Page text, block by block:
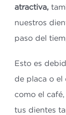
atractiva,
nuestros
paso del
Esto es
de placa o el
como el
tus dientes